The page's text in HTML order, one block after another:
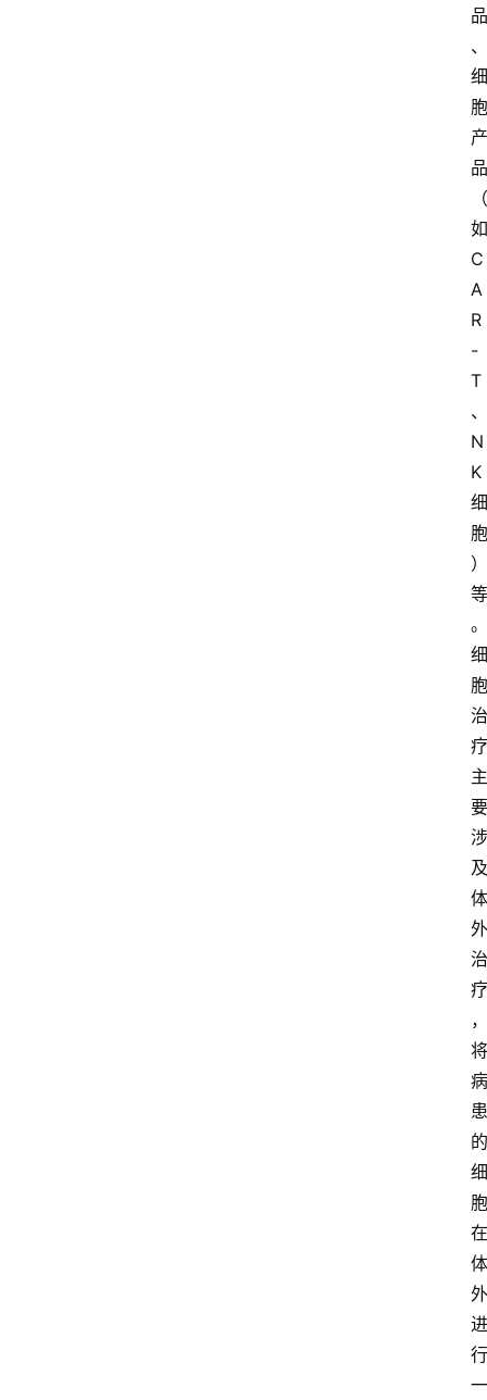
品
、
细
胞
产
品
（
如
C
A
R
-
T
、
N
K
细
胞
）
等
。
细
胞
治
疗
主
要
涉
及
体
外
治
疗
，
将
病
患
的
细
胞
在
体
外
进
行
一